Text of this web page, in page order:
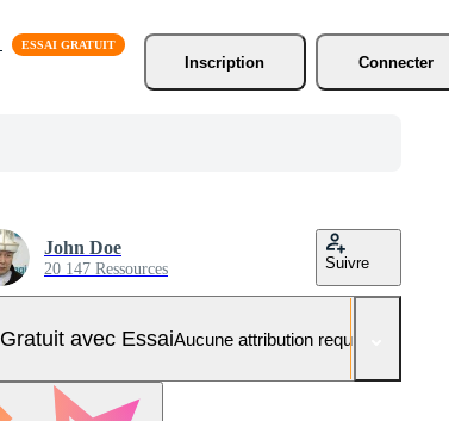
Inscription
Connecter
John Doe
20 147 Ressources Suivre
Gratuit avec EssaiAucune attribution requise